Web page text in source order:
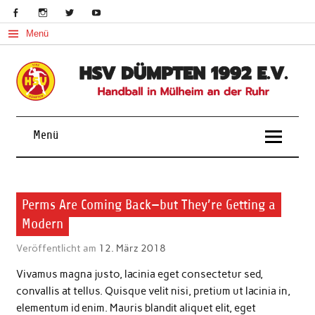
content
Menü
Handball in Mülheim an der Ruhr
Menü
Aktuelles
Perms Are Coming Back—but They’re Getting a
Modern
Veröffentlicht am 12. März 2018
Vivamus magna justo, lacinia eget consectetur sed,
convallis at tellus. Quisque velit nisi, pretium ut lacinia in,
elementum id enim. Mauris blandit aliquet elit, eget